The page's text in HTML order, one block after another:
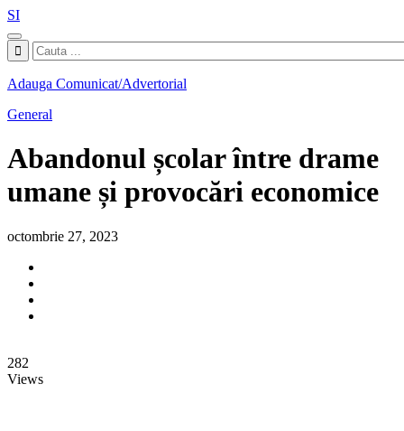
SI
Adauga Comunicat/Advertorial
General
Abandonul școlar între drame
umane și provocări economice
octombrie 27, 2023
282
Views